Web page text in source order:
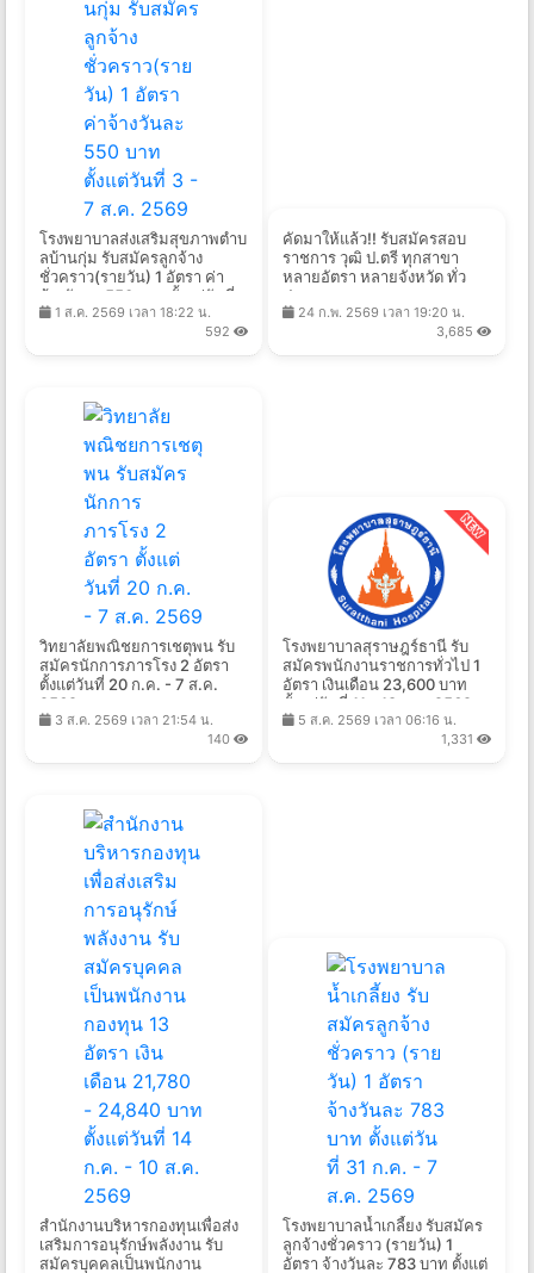
โรงพยาบาลส่งเสริมสุขภาพตําบ
ลบ้านกุ่ม รับสมัครลูกจ้าง
ชั่วคราว(รายวัน) 1 อัตรา ค่า
จ้างวันละ 550 บาท ตั้งแต่วันที่
3 - 7 ส.ค. 2569
1 ส.ค. 2569 เวลา 18:22 น.
592
คัดมาให้แล้ว!! รับสมัครสอบ
ราชการ วุฒิ ป.ตรี ทุกสาขา
หลายอัตรา หลายจังหวัด ทั่ว
ประเทศ
24 ก.พ. 2569 เวลา 19:20 น.
3,685
วิทยาลัยพณิชยการเชตุพน รับ
สมัครนักการภารโรง 2 อัตรา
ตั้งแต่วันที่ 20 ก.ค. - 7 ส.ค.
2569
3 ส.ค. 2569 เวลา 21:54 น.
140
โรงพยาบาลสุราษฎร์ธานี รับ
สมัครพนักงานราชการทั่วไป 1
อัตรา เงินเดือน 23,600 บาท
ตั้งแต่วันที่ 11 - 18 ส.ค. 2569
5 ส.ค. 2569 เวลา 06:16 น.
1,331
สํานักงานบริหารกองทุนเพื่อส่ง
เสริมการอนุรักษ์พลังงาน รับ
สมัครบุคคลเป็นพนักงาน
โรงพยาบาลน้ำเกลี้ยง รับสมัคร
ลูกจ้างชั่วคราว (รายวัน) 1
อัตรา จ้างวันละ 783 บาท ตั้งแต่